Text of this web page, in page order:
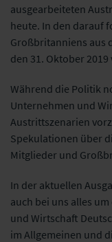
ausgearbeiteten
heute. In den darauf
Großbritanniens aus
den 31. Oktober
Während die Politik
Unternehmen und
Austrittszenarien
Spekulationen über
Mitglieder und
In der aktuellen
auch bei uns alles um
und Wirtschaft
im Allgemeinen und